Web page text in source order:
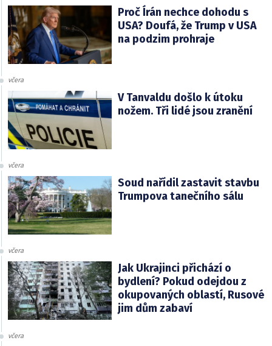
Proč Írán nechce dohodu s
USA? Doufá, že Trump v USA
na podzim prohraje
včera
V Tanvaldu došlo k útoku
nožem. Tři lidé jsou zranění
včera
Soud nařídil zastavit stavbu
Trumpova tanečního sálu
včera
Jak Ukrajinci přichází o
bydlení? Pokud odejdou z
okupovaných oblastí, Rusové
jim dům zabaví
včera